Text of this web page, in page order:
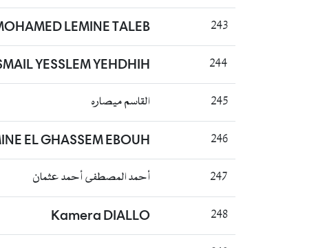
243
LEMINE TALEB
244
YESSLEM YEHDHIH
245 القاسم ميصاره
246
EL GHASSEM EBOUH
247 أحمد المصطفى أحمد عثمان
248
Kamera DIALLO